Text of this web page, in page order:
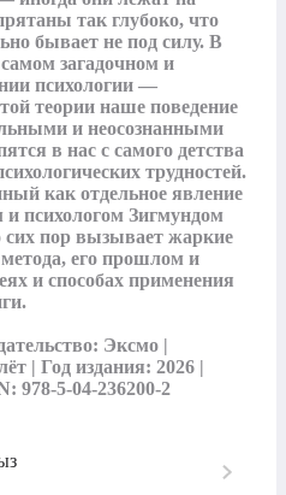
так глубоко, что
бывает не под силу. В
загадочном и
психологии —
теории наше поведение
и неосознанными
в нас с самого детства
трудностей.
как отдельное явление
психологом Зигмундом
сих пор вызывает жаркие
его прошлом и
и способах применения
Эксмо |
| Год издания: 2026 |
978-5-04-236200-2